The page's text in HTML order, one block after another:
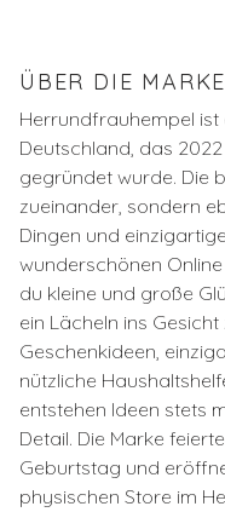
ÜBER DIE MARKE
Herrundfrauhempel ist
Deutschland, das
gegründet wurde. Die
zueinander, sondern
Dingen und
wunderschönen
du kleine und große
ein Lächeln ins
Geschenkideen,
nützliche
entstehen Ideen stets
Detail. Die Marke
Geburtstag und
physischen Store im